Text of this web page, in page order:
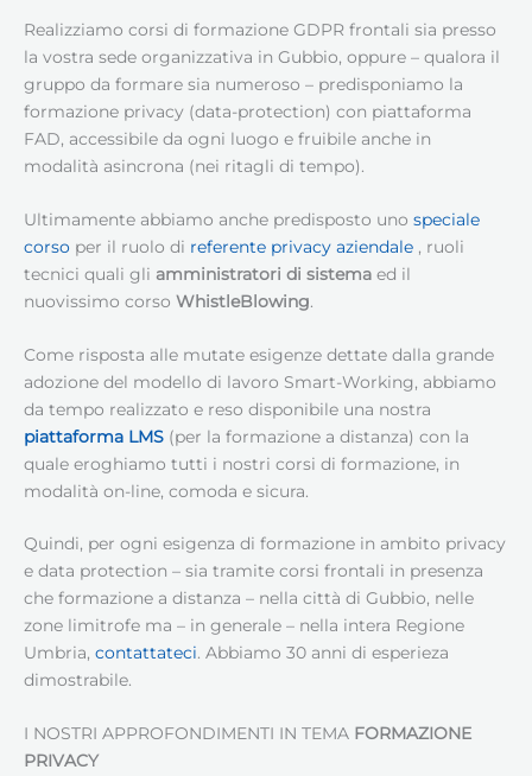
Realizziamo corsi di formazione GDPR frontali sia presso
la vostra sede organizzativa in Gubbio, oppure – qualora il
gruppo da formare sia numeroso – predisponiamo la
formazione privacy (data-protection) con piattaforma
FAD, accessibile da ogni luogo e fruibile anche in
modalità asincrona (nei ritagli di tempo).
Ultimamente abbiamo anche predisposto uno speciale
corso per il ruolo di referente privacy aziendale , ruoli
tecnici quali gli amministratori di sistema ed il
nuovissimo corso WhistleBlowing.
Come risposta alle mutate esigenze dettate dalla grande
adozione del modello di lavoro Smart-Working, abbiamo
da tempo realizzato e reso disponibile una nostra
piattaforma LMS (per la formazione a distanza) con la
quale eroghiamo tutti i nostri corsi di formazione, in
modalità on-line, comoda e sicura.
Quindi, per ogni esigenza di formazione in ambito privacy
e data protection – sia tramite corsi frontali in presenza
che formazione a distanza – nella città di Gubbio, nelle
zone limitrofe ma – in generale – nella intera Regione
Umbria, contattateci. Abbiamo 30 anni di esperieza
dimostrabile.
I NOSTRI APPROFONDIMENTI IN TEMA FORMAZIONE
PRIVACY